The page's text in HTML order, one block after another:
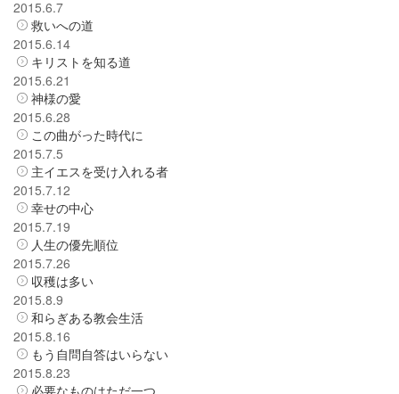
2015.6.7
救いへの道
2015.6.14
キリストを知る道
2015.6.21
神様の愛
2015.6.28
この曲がった時代に
2015.7.5
主イエスを受け入れる者
2015.7.12
幸せの中心
2015.7.19
人生の優先順位
2015.7.26
収穫は多い
2015.8.9
和らぎある教会生活
2015.8.16
もう自問自答はいらない
2015.8.23
必要なものはただ一つ